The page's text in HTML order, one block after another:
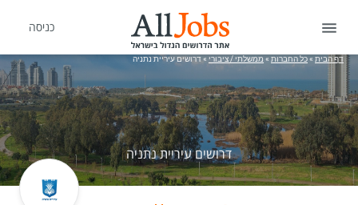
כניסה
דף הבית »כל החברות » ממשלתי / ציבורי »דרושים עיריית נתניה
דרושים עיריית נתניה